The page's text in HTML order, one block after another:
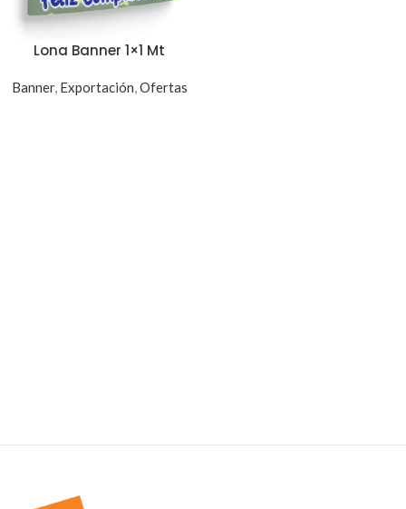
Lona Banner 1×1 Mt
Banner, Exportación,Ofertas